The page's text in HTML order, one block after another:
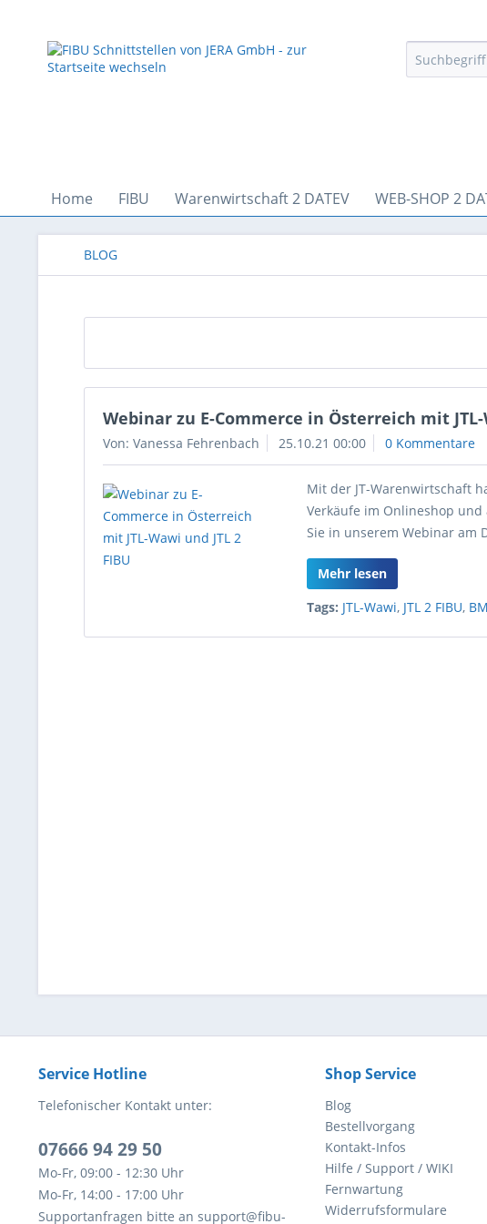
Home FIBU Warenwirtschaft 2 DATEV WEB-SHOP 2
BLOG
Webinar zu E-Commerce in Österreich mit JTL-
Von: Vanessa Fehrenbach 25.10.21 00:00 0 Kommentare
Mit der JT-Warenwirtschaft
Verkäufe im Onlineshop
Sie in unserem Webinar am
Mehr lesen
Tags: JTL-Wawi, JTL 2 FIBU,
Service Hotline
Telefonischer Kontakt unter:
07666 94 29 50
Mo-Fr, 09:00 - 12:30 Uhr
Mo-Fr, 14:00 - 17:00 Uhr
Supportanfragen bitte an support@fibu-
Shop Service
Blog
Bestellvorgang
Kontakt-Infos
Hilfe / Support / WIKI
Fernwartung
Widerrufsformulare